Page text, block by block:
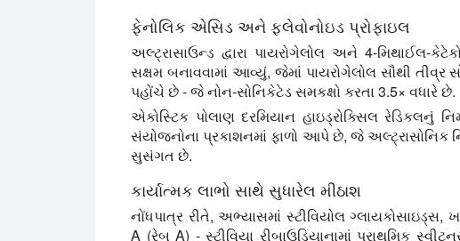
ફેનોલિક એસિડ અને ફ્લેવોનોઇડ પ્રોફાઇલ
અલ્ટ્રાસાઉન્ડ દ્વારા પાયરોગેલોલ અને 4-મિથાઈલ-
સક્ષમ બનાવવામાં આવ્યું, જેમાં પાયરોગેલોલ સૌથી તીવ્ર
પહોંચે છે - જે નોન-સોનિકેટેડ સમકક્ષો કરતા 3.5× વધારે છે.
એકોસ્ટિક પોલાણ દરમિયાન હાઇડ્રોક્સિલ રેડિકલનું
સંયોજનોના પ્રકાશનમાં ફાળો આપે છે, જે અલ્ટ્રાસોનિક
સુસંગત છે.
કાર્યાત્મક લાભો સાથે સુધારેલ મીઠાશ
નોંધપાત્ર રીતે, અભ્યાસમાં સ્ટીવિયોલ ગ્લાયકોસાઇડ્સ,
A (રેબ A) - સ્ટીવિયા રીબાઉડિયાનામાં પ્રાથમિક